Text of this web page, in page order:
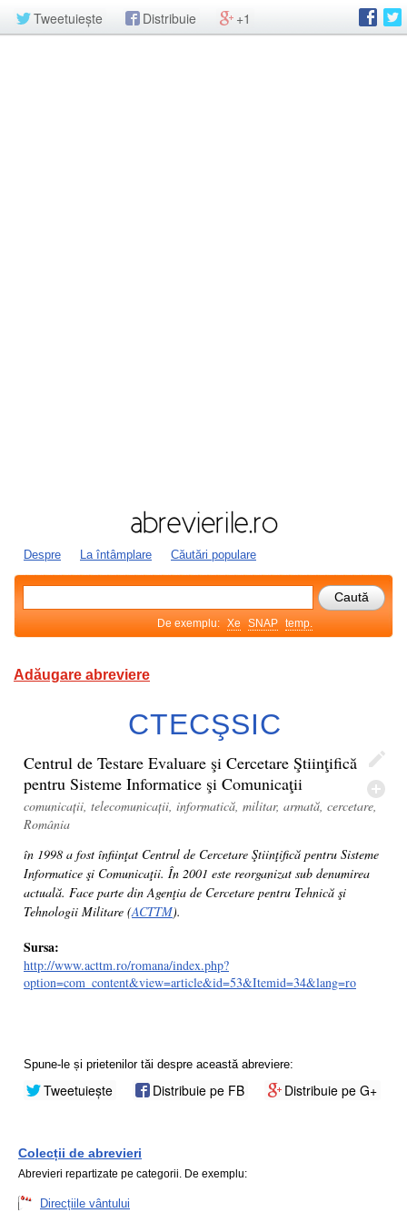
Tweetuiește Distribuie +1
Despre La întâmplare Căutări populare
De exemplu: Xe SNAP temp.
Adăugare abreviere
CTECŞSIC
Centrul de Testare Evaluare şi Cercetare Ştiinţifică
pentru Sisteme Informatice şi Comunicaţii
comunicații, telecomunicații, informatică, militar, armată, cercetare,
România
în 1998 a fost înfiinţat Centrul de Cercetare Ştiinţifică pentru Sisteme
Informatice şi Comunicaţii. În 2001 este reorganizat sub denumirea
actuală. Face parte din Agenţia de Cercetare pentru Tehnică şi
Tehnologii Militare (ACTTM).
Sursa:
http://www.acttm.ro/romana/index.php?
option=com_content&view=article&id=53&Itemid=34&lang=ro
Spune-le și prietenilor tăi despre această abreviere:
Tweetuiește Distribuie pe FB Distribuie pe G+
Colecții de abrevieri
Abrevieri repartizate pe categorii. De exemplu:
Direcțiile vântului